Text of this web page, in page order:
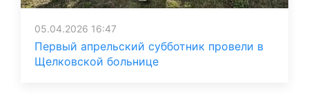
05.04.2026 16:47
Первый апрельский субботник провели в
Щелковской больнице